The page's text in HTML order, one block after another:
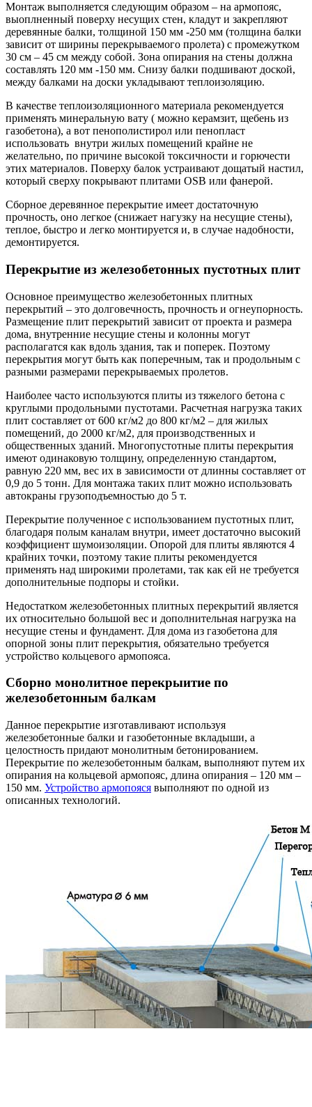
Монтаж выполняется следующим образом – на армопояс,
выоплненный поверху несущих стен, кладут и закрепляют
деревянные балки, толщиной 150 мм -250 мм (толщина балки
зависит от ширины перекрываемого пролета) с промежутком
30 см – 45 см между собой. Зона опирания на стены должна
составлять 120 мм -150 мм. Снизу балки подшивают доской,
между балками на доски укладывают теплоизоляцию.
В качестве теплоизоляционного материала рекомендуется
применять минеральную вату ( можно керамзит, щебень из
газобетона), а вот пенополистирол или пенопласт
использовать внутри жилых помещений крайне не
желательно, по причине высокой токсичности и горючести
этих материалов. Поверху балок устраивают дощатый настил,
который сверху покрывают плитами OSB или фанерой.
Сборное деревянное перекрытие имеет достаточную
прочность, оно легкое (снижает нагузку на несущие стены),
теплое, быстро и легко монтируется и, в случае надобности,
демонтируется.
Перекрытие из железобетонных пустотных плит
Основное преимущество железобетонных плитных
перекрытий – это долговечность, прочность и огнеупорность.
Размещение плит перекрытий зависит от проекта и размера
дома, внутренние несущие стены и колонны могут
располагатся как вдоль здания, так и поперек. Поэтому
перекрытия могут быть как поперечным, так и продольным с
разными размерами перекрываемых пролетов.
Наиболее часто используются плиты из тяжелого бетона с
круглыми продольными пустотами. Расчетная нагрузка таких
плит составляет от 600 кг/м2 до 800 кг/м2 – для жилых
помещений, до 2000 кг/м2, для производственных и
общественных зданий. Многопустотные плиты перекрытия
имеют одинаковую толщину, определенную стандартом,
равную 220 мм, вес их в зависимости от длинны составляет от
0,9 до 5 тонн. Для монтажа таких плит можно использовать
автокраны грузоподъемностью до 5 т.
Перекрытие полученное с использованием пустотных плит,
благодаря полым каналам внутри, имеет достаточно высокий
коэффициент шумоизоляции. Опорой для плиты являются 4
крайних точки, поэтому такие плиты рекомендуется
применять над широкими пролетами, так как ей не требуется
дополнительные подпоры и стойки.
Недостатком железобетонных плитных перекрытий является
их относительно большой вес и дополнительная нагрузка на
несущие стены и фундамент. Для дома из газобетона для
опорной зоны плит перекрытия, обязательно требуется
устройство кольцевого армопояса.
Сборно монолитное перекрыитие по
железобетонным балкам
Данное перекрытие изготавливают используя
железобетонные балки и газобетонные вкладыши, а
целостность придают монолитным бетонированием.
Перекрытие по железобетонным балкам, выполняют путем их
опирания на кольцевой армопояс, длина опирания – 120 мм –
150 мм. Устройство армопояся выполняют по одной из
описанных технологий.